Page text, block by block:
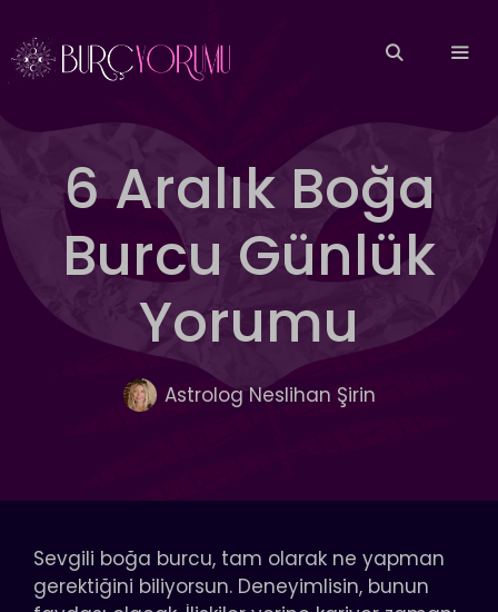
atla
6 Aralık Boğa
Burcu Günlük
Yorumu
Astrolog Neslihan Şirin
Sevgili boğa burcu, tam olarak ne yapman
gerektiğini biliyorsun. Deneyimlisin, bunun